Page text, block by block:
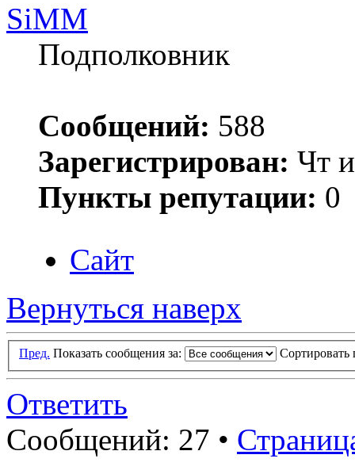
SiMM
Подполковник
Сообщений: 588
Зарегистрирован: Чт
Пункты репутации: 0
Сайт
Вернуться наверх
Пред. Показать сообщения за: Сортировать
Ответить
Сообщений: 27 •